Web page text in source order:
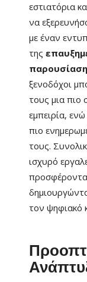
εστιατόρια
να
με έναν
της
ξενοδόχοι
τους μια πιο
εμπειρία,
πιο
τους.
ισχυρό
τον ψηφιακό